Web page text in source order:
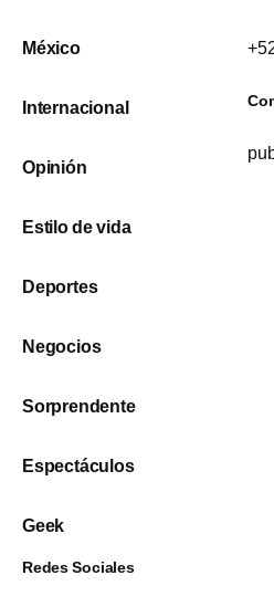
México
Internacional
Opinión
Estilo de vida
Deportes
Negocios
Sorprendente
Espectáculos
Geek
Redes Sociales